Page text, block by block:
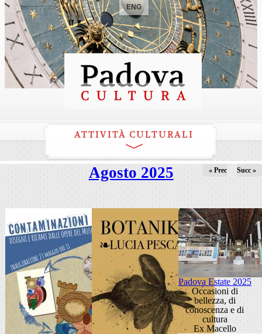
ENG
ATTIVITÀ CULTURALI
Agosto 2025 « Prec Succ »
Padova Estate 2025
Occasioni di
bellezza, di
conoscenza e di
cultura
Ex Macello